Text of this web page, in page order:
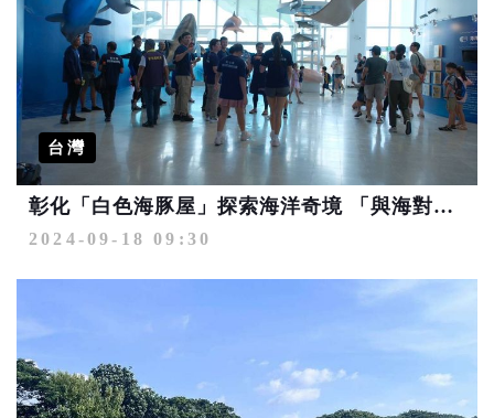
台灣
彰化「白色海豚屋」探索海洋奇境 「與海對話・鯨豚共舞」體驗大海魅力
2024-09-18 09:30